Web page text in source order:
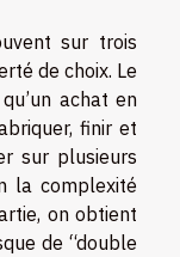
sur trois
de choix. Le
achat en
finir et
sur plusieurs
la complexité
on obtient
de “double